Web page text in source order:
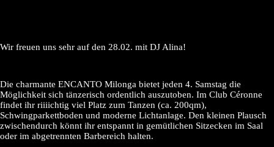
Wir freuen uns sehr auf den 28.02. mit DJ Alina!
Die charmante ENCANTO Milonga bietet jeden 4. Samstag die
Möglichkeit sich tänzerisch ordentlich auszutoben. Im Club Céronne
findet ihr riiiichtig viel Platz zum Tanzen (ca. 200qm),
Schwingparkettboden und moderne Lichtanlage. Den kleinen Plausch
zwischendurch könnt ihr entspannt in gemütlichen Sitzecken im Saal
oder im abgetrennten Barbereich halten.